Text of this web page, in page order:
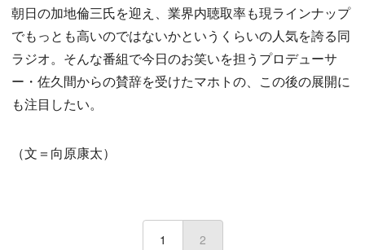
朝日の加地倫三氏を迎え、業界内聴取率も現ラインナップ
でもっとも高いのではないかというくらいの人気を誇る同
ラジオ。そんな番組で今日のお笑いを担うプロデューサ
ー・佐久間からの賛辞を受けたマホトの、この後の展開に
も注目したい。
（文＝向原康太）
1 2